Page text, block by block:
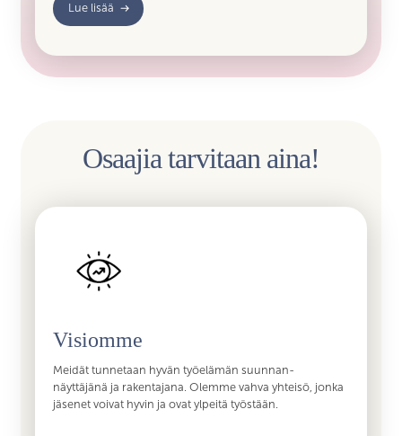
Lue lisää
Osaajia tarvitaan aina!
Visiomme
Meidät tunnetaan hyvän työelämän suunnan-
näyttäjänä ja rakentajana. Olemme vahva yhteisö, jonka
jäsenet voivat hyvin ja ovat ylpeitä työstään.